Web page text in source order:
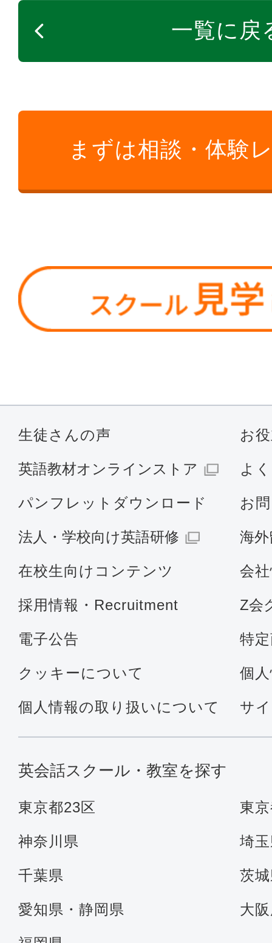
一覧に戻
まずは相談・体験
生徒さんの声 お
英語教材オンラインストア よ
パンフレットダウンロード お
法人・学校向け英語研修 海
在校生向けコンテンツ 会
採用情報・Recruitment Z会
電子公告 特
クッキーについて 個
個人情報の取り扱いについて サ
英会話スクール・教室を探す
東京都23区 東
神奈川県 埼
千葉県 茨
愛知県・静岡県 大